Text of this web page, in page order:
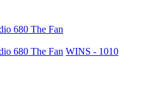
680 The Fan
680 The Fan WINS - 1010